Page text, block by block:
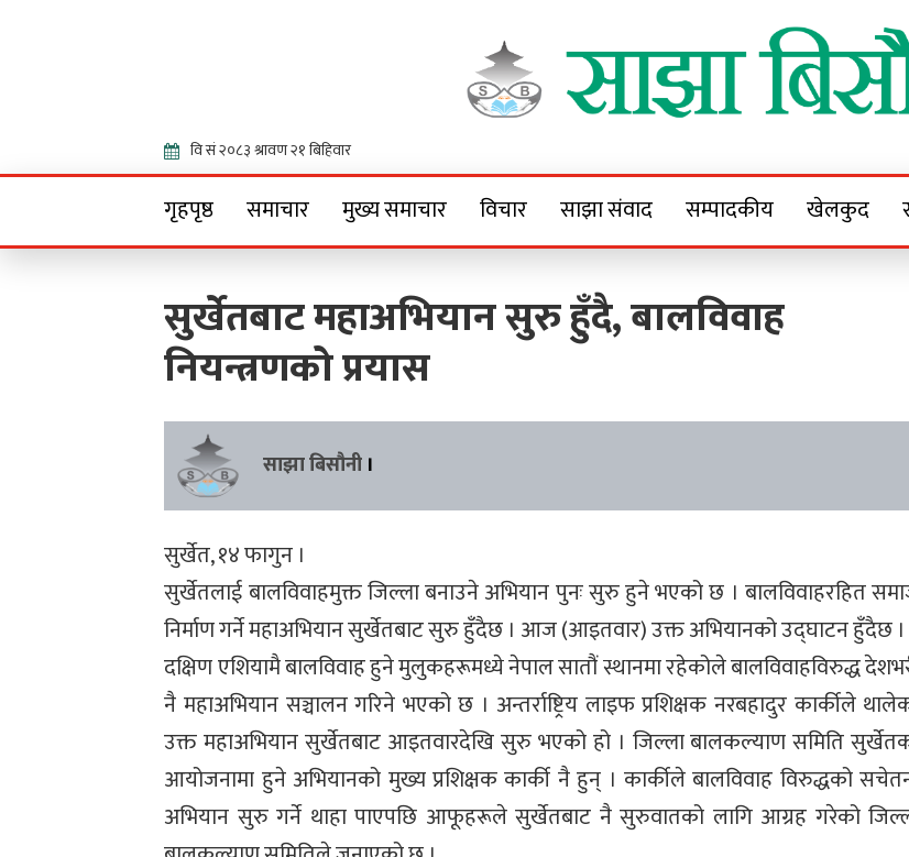
Sajha
गृहपृष्ठ समाचार मुख्य समाचार विचार साझा संवाद सम्पादकीय खेलकुद
सुर्खेतबाट महाअभियान सुरु हुँदै, बालविवाह
नियन्त्रणको प्रयास
साझा बिसौनी ।
सुर्खेत, १४ फागुन ।
सुर्खेतलाई बालविवाहमुक्त जिल्ला बनाउने अभियान पुनः सुरु हुने भएको छ । बालविवाहरहित
निर्माण गर्ने महाअभियान सुर्खेतबाट सुरु हुँदैछ । आज (आइतवार) उक्त अभियानको उद्घाटन हुँदैछ ।
दक्षिण एशियामै बालविवाह हुने मुलुकहरूमध्ये नेपाल सातौं स्थानमा रहेकोले बालविवाहविरुद्ध
नै महाअभियान सञ्चालन गरिने भएको छ । अन्तर्राष्ट्रिय लाइफ प्रशिक्षक नरबहादुर कार्कीले
उक्त महाअभियान सुर्खेतबाट आइतवारदेखि सुरु भएको हो । जिल्ला बालकल्याण समिति
आयोजनामा हुने अभियानको मुख्य प्रशिक्षक कार्की नै हुन् । कार्कीले बालविवाह विरुद्धको
अभियान सुरु गर्ने थाहा पाएपछि आफूहरूले सुर्खेतबाट नै सुरुवातको लागि आग्रह गरेको